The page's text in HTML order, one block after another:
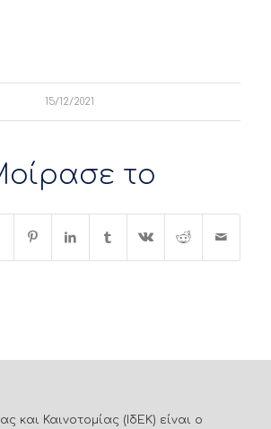
15/12/2021
το
και Καινοτομίας (ΙδΕΚ) είναι ο